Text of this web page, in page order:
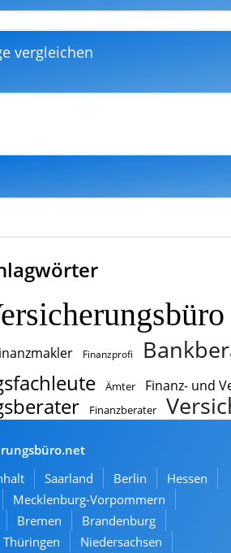
vergleichen
Finanzprofi
Ämter Finanz- und
Finanzberater
Saarland Berlin
Hessen
Mecklenburg-Vorpommern
Bremen
Brandenburg
Thüringen
Niedersachsen